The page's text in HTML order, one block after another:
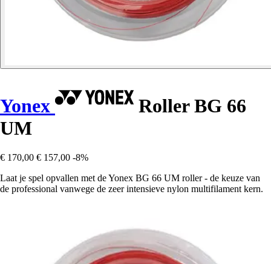
Yonex
Roller BG 66
UM
€ 170,00 € 157,00 -8%
Laat je spel opvallen met de Yonex BG 66 UM roller - de keuze van
de professional vanwege de zeer intensieve nylon multifilament kern.